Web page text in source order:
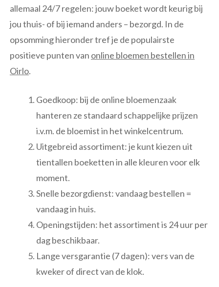
allemaal 24/7 regelen: jouw boeket wordt keurig bij
jou thuis- of bij iemand anders – bezorgd. In de
opsomming hieronder tref je de populairste
positieve punten van online bloemen bestellen in
Oirlo.
Goedkoop: bij de online bloemenzaak
hanteren ze standaard schappelijke prijzen
i.v.m. de bloemist in het winkelcentrum.
Uitgebreid assortiment: je kunt kiezen uit
tientallen boeketten in alle kleuren voor elk
moment.
Snelle bezorgdienst: vandaag bestellen =
vandaag in huis.
Openingstijden: het assortiment is 24 uur per
dag beschikbaar.
Lange versgarantie (7 dagen): vers van de
kweker of direct van de klok.